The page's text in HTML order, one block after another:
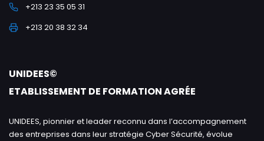
+213 23 35 05 31
+213 20 38 32 34
UNIDEES©
ETABLISSEMENT DE FORMATION AGRÉE
UNIDEES, pionnier et leader reconnu dans l’accompagnement
des entreprises dans leur stratégie Cyber Sécurité, évolue